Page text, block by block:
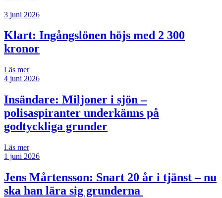
3 juni 2026
Klart: Ingångslönen höjs med 2 300
kronor
Läs mer
4 juni 2026
Insändare: Miljoner i sjön –
polisaspiranter underkänns på
godtyckliga grunder
Läs mer
1 juni 2026
Jens Mårtensson: Snart 20 år i tjänst – nu
ska han lära sig grunderna